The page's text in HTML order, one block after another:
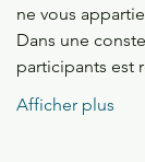
ne vous
Dans une
participants est
Afficher plus